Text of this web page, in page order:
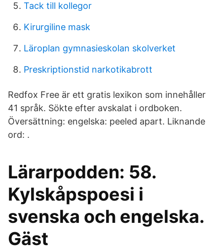
Tack till kollegor
Kirurgiline mask
Läroplan gymnasieskolan skolverket
Preskriptionstid narkotikabrott
Redfox Free är ett gratis lexikon som innehåller
41 språk. Sökte efter avskalat i ordboken.
Översättning: engelska: peeled apart. Liknande
ord: .
‎Lärarpodden: 58.
Kylskåpspoesi i
svenska och engelska.
Gäst